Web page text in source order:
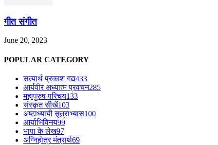
गीत संगीत
June 20, 2023
POPULAR CATEGORY
सत्यार्थ प्रकाश गद्य433
आर्यवीर अध्यात्म प्रवचन285
महापुरुष परिचय133
संस्कृत सीखें103
अष्टाध्यायी सूत्राभ्यास100
आर्याभिविनय99
भापा के लेख97
अग्निहोत्र मंत्रार्थ69